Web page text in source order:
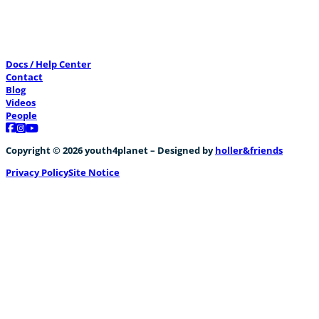
Docs / Help Center
Contact
Blog
Videos
People
Follow us on Facebook
Follow us on Instagram
Follow us on YouTube
Copyright © 2026 youth4planet – Designed byholler&friends
Privacy PolicySite Notice